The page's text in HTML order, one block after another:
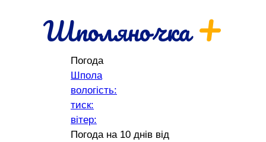
Шполяночка+
Погода
Шпола
вологість:
тиск:
вітер:
Погода на 10 днів від